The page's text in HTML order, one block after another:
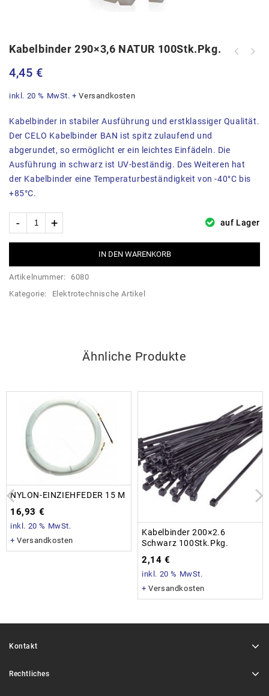
Kabelbinder 290×3,6 NATUR 100Stk.Pkg.
4,45 €
inkl. 20 % MwSt. +Versandkosten
Kabelbinder in stabiler Ausführung und erstklassiger Qualität.
Der CELO Kabelbinder BAN ist spitz zulaufend und
abgerundet, so ermöglicht er ein leichtes Einfädeln. Die
Ausführung in schwarz ist UV-beständig. Des Weiteren hat
der Kabelbinder eine Temperaturbeständigkeit von -40°C bis
+85°C.
auf Lager
IN DEN WARENKORB
Artikelnummer:
6080
Kategorie:
Elektrotechnische Artikel
Ähnliche Produkte
NYLON-EINZIEHFEDER 15 M
16,93 €
inkl. 20 % MwSt.
+Versandkosten
Kabelbinder 200×2.6
Schwarz 100Stk.Pkg.
2,14 €
inkl. 20 % MwSt.
+Versandkosten
Kontakt
Rechtliches